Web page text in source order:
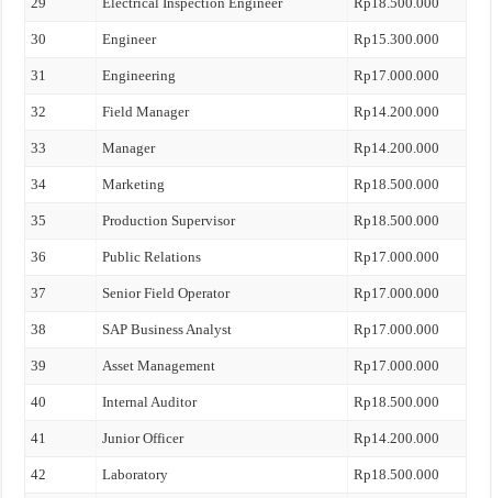
30 Engineer Rp15.300.000
31 Engineering Rp17.000.000
32 Field Manager Rp14.200.000
33 Manager Rp14.200.000
34 Marketing Rp18.500.000
35 Production Supervisor Rp18.500.000
36 Public Relations Rp17.000.000
37 Senior Field Operator Rp17.000.000
38 SAP Business Analyst Rp17.000.000
39 Asset Management Rp17.000.000
40 Internal Auditor Rp18.500.000
41 Junior Officer Rp14.200.000
42 Laboratory Rp18.500.000